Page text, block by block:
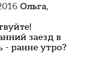
Ольга,
заезд в
- ранне утро?